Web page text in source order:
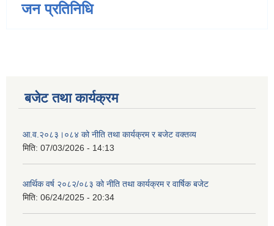
जन प्रतिनिधि
बजेट तथा कार्यक्रम
आ.व.२०८३।०८४ को नीति तथा कार्यक्रम र बजेट वक्तव्य
मिति: 07/03/2026 - 14:13
आर्थिक वर्ष २०८२/०८३ को नीति तथा कार्यक्रम र वार्षिक बजेट
मिति: 06/24/2025 - 20:34